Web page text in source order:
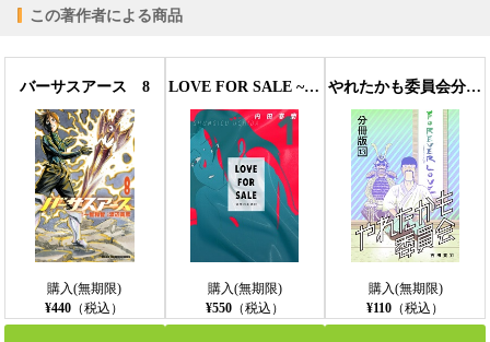
この著作者による商品
バーサスアース 8
購入(無期限)
¥440 （税込）
LOVE FOR SALE ~俺様のお値段~ 1巻
購入(無期限)
¥550（税込）
やれたかも委員会分冊版 13
購入(無期限)
¥110 （税込）